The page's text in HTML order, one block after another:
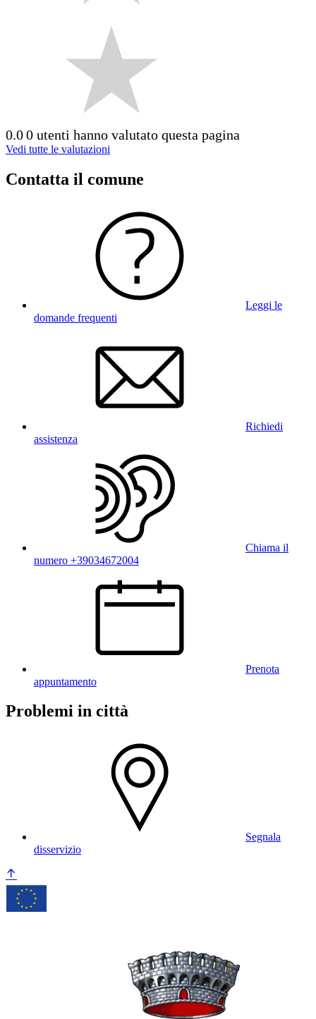
0.00 utenti hanno valutato questa pagina
Vedi tutte le valutazioni
Contatta il comune
Leggi le
domande frequenti
Richiedi
assistenza
Chiama il
numero +39034672004
Prenota
appuntamento
Problemi in città
Segnala
disservizio